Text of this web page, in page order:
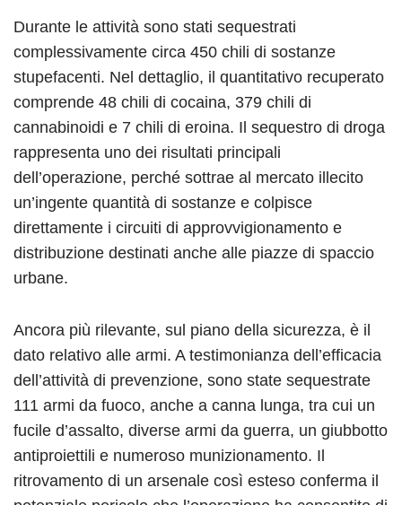
Durante le attività sono stati sequestrati
complessivamente circa 450 chili di sostanze
stupefacenti. Nel dettaglio, il quantitativo recuperato
comprende 48 chili di cocaina, 379 chili di
cannabinoidi e 7 chili di eroina. Il sequestro di droga
rappresenta uno dei risultati principali
dell’operazione, perché sottrae al mercato illecito
un’ingente quantità di sostanze e colpisce
direttamente i circuiti di approvvigionamento e
distribuzione destinati anche alle piazze di spaccio
urbane.
Ancora più rilevante, sul piano della sicurezza, è il
dato relativo alle armi. A testimonianza dell’efficacia
dell’attività di prevenzione, sono state sequestrate
111 armi da fuoco, anche a canna lunga, tra cui un
fucile d’assalto, diverse armi da guerra, un giubbotto
antiproiettili e numeroso munizionamento. Il
ritrovamento di un arsenale così esteso conferma il